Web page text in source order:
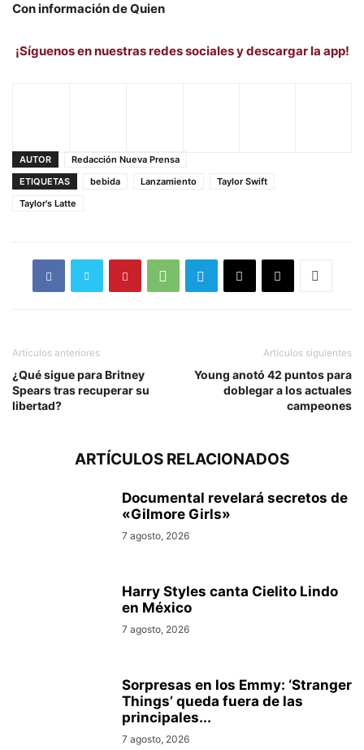
Con información de Quien
¡Síguenos en nuestras redes sociales y descargar la app!
AUTOR
Redacción Nueva Prensa
ETIQUETAS
bebida Lanzamiento
Taylor Swift
Taylor's Latte
Artículos anteriores
¿Qué sigue para Britney
Spears tras recuperar su
libertad?
Artículos siguientes
Young anotó 42 puntos para
doblegar a los actuales
campeones
ARTÍCULOS RELACIONADOS
Documental revelará secretos de
«Gilmore Girls»
7 agosto, 2026
Harry Styles canta Cielito Lindo
en México
7 agosto, 2026
Sorpresas en los Emmy: ‘Stranger
Things’ queda fuera de las
principales...
7 agosto, 2026